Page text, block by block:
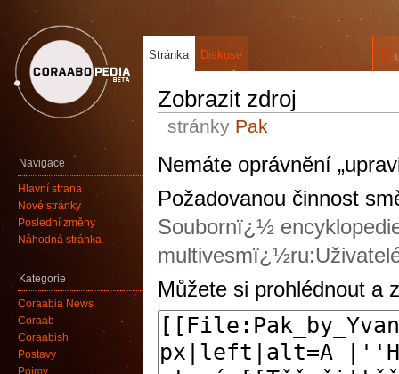
Zobrazit zdroj
stránky Pak
Nemáte oprávnění
Požadovanou činnost
Soubornï¿½
Můžete si prohlédnout a
Stránka Diskuse
Navigace
Hlavní strana
Nové stránky
Poslední změny
Náhodná stránka
Kategorie
Coraabia News
Coraab
Coraabish
Postavy
Pojmy